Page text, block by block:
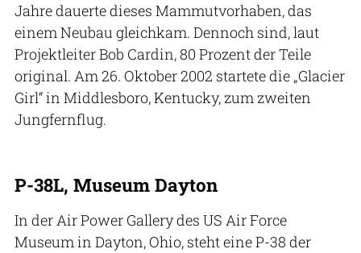
Jahre dauerte dieses Mammutvorhaben, das
einem Neubau gleichkam. Dennoch sind, laut
Projektleiter Bob Cardin, 80 Prozent der Teile
original. Am 26. Oktober 2002 startete die „Glacier
Girl“ in Middlesboro, Kentucky, zum zweiten
Jungfernflug.
P-38L, Museum Dayton
In der Air Power Gallery des US Air Force
Museum in Dayton, Ohio, steht eine P-38 der